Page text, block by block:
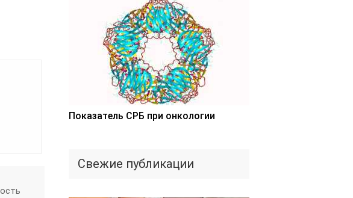
Показатель СРБ при онкологии
Свежие публикации